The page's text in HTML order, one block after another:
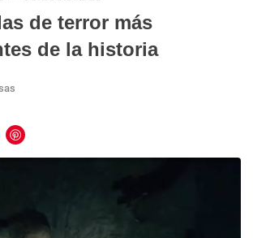
de terror más
de la historia